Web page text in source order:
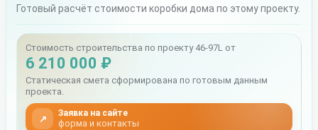
Готовый расчёт стоимости коробки дома по этому проекту.
Стоимость строительства по проекту 46-97L от
6 210 000 ₽
Статическая смета сформирована по готовым данным
проекта.
↗
Заявка на сайте
форма и контакты